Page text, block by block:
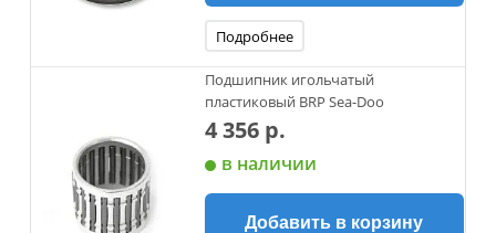
Подробнее
Подшипник игольчатый
пластиковый BRP Sea-Doo
4 356 р.
в наличии
Добавить в корзину